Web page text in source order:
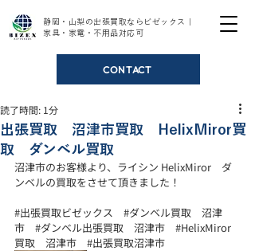
静岡・山梨の出張買取ならビゼックス｜
家具・家電・不用品対応可
CONTACT
出張買取 沼津市買取 HelixMiror買
取 ダンベル買取
読了時間: 1分
沼津市のお客様より、ライシン HelixMiror　ダ
ンベルの買取をさせて頂きました！
#出張買取ビゼックス
#ダンベル買取 沼津
市 #ダンベル出張買取 沼津市 #HelixMiror
買取 沼津市 #出張買取沼津市